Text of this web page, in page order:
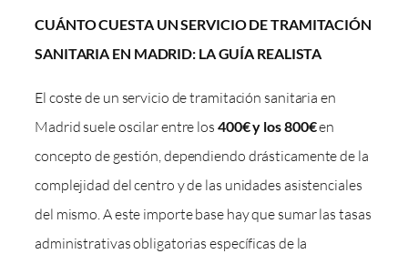
CUÁNTO CUESTA UN SERVICIO DE TRAMITACIÓN
SANITARIA EN MADRID: LA GUÍA REALISTA
El coste de un servicio de tramitación sanitaria en
Madrid suele oscilar entre los 400€ y los 800€en
concepto de gestión, dependiendo drásticamente de la
complejidad del centro y de las unidades asistenciales
del mismo. A este importe base hay que sumar las tasas
administrativas obligatorias específicas de la